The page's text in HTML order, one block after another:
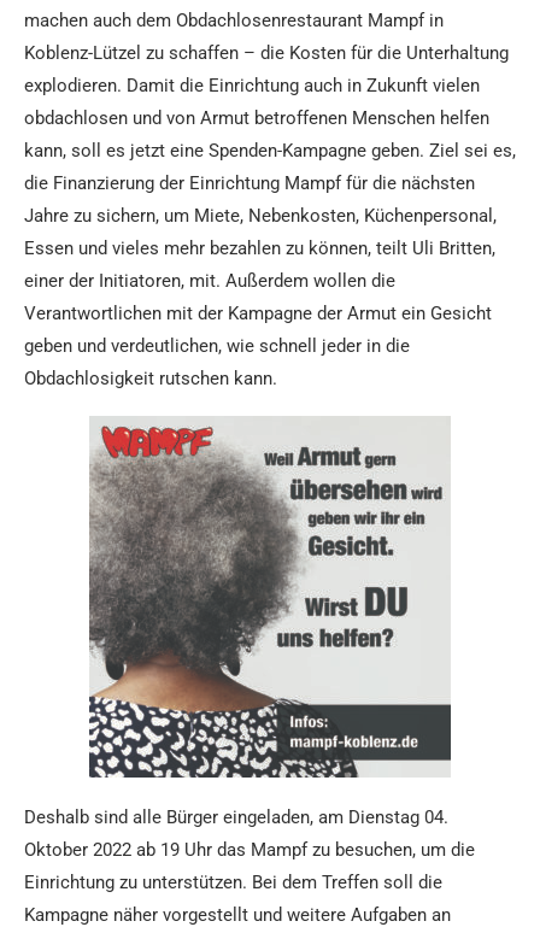
machen auch dem Obdachlosenrestaurant Mampf in
Koblenz-Lützel zu schaffen – die Kosten für die Unterhaltung
explodieren. Damit die Einrichtung auch in Zukunft vielen
obdachlosen und von Armut betroffenen Menschen helfen
kann, soll es jetzt eine Spenden-Kampagne geben. Ziel sei es,
die Finanzierung der Einrichtung Mampf für die nächsten
Jahre zu sichern, um Miete, Nebenkosten, Küchenpersonal,
Essen und vieles mehr bezahlen zu können, teilt Uli Britten,
einer der Initiatoren, mit. Außerdem wollen die
Verantwortlichen mit der Kampagne der Armut ein Gesicht
geben und verdeutlichen, wie schnell jeder in die
Obdachlosigkeit rutschen kann.
Deshalb sind alle Bürger eingeladen, am Dienstag 04.
Oktober 2022 ab 19 Uhr das Mampf zu besuchen, um die
Einrichtung zu unterstützen. Bei dem Treffen soll die
Kampagne näher vorgestellt und weitere Aufgaben an